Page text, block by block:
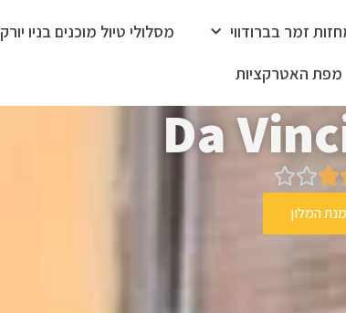
זמר בברודווי מסלולי טיול מוכנים בניו יורק
מפת האטרקציות
Da



המלון